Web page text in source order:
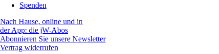
Spenden
Nach Hause, online und in
der App: die jW-Abos
Abonnieren Sie unsere Newsletter
Vertrag widerrufen